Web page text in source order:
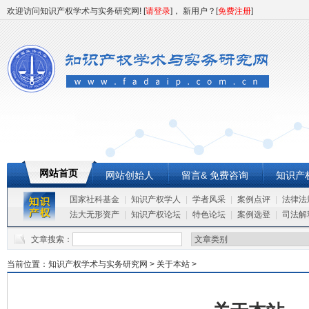
欢迎访问知识产权学术与实务研究网! [请登录]， 新用户？[免费注册]
网站首页 网站创始人 留言& 免费咨询 知识产
国家社科基金 知识产权学人 学者风采 案例点评
法律法
法大无形资产
知识产权论坛 特色论坛 案例选登 司法解
文章搜索：
当前位置： 知识产权学术与实务研究网 > 关于本站 >